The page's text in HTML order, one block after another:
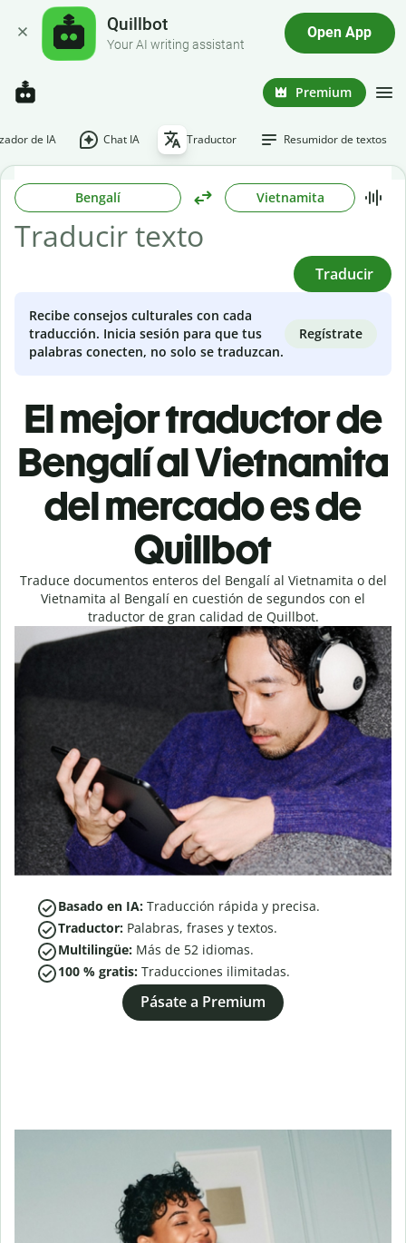
Quillbot
Your AI writing assistant
Open App
Premium
de IA Chat IA Traductor Resumidor de textos
Bengalí Vietnamita
Traducir
Recibe consejos culturales con cada
traducción. Inicia sesión para que tus
palabras conecten, no solo se traduzcan.
Regístrate
El mejor traductor de
Bengalí al Vietnamita
del mercado es de
Quillbot
Traduce documentos enteros del Bengalí al Vietnamita o del
Vietnamita al Bengalí en cuestión de segundos con el
traductor de gran calidad de Quillbot.
Basado en IA: Traducción rápida y precisa.
Traductor: Palabras, frases y textos.
Multilingüe: Más de 52 idiomas.
100 % gratis: Traducciones ilimitadas.
Pásate a Premium